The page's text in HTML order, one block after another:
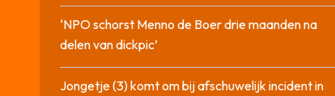
‘NPO schorst Menno de Boer drie maanden na
delen van dickpic’
Jongetje (3) komt om bij afschuwelijk incident in